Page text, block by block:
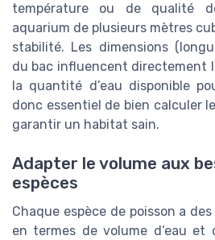
température ou de qualité
aquarium de plusieurs mètres
stabilité. Les dimensions
du bac influencent directement
la quantité d’eau disponible
donc essentiel de bien calculer
garantir un habitat sain.
Adapter le volume aux
espèces
Chaque espèce de poisson a
en termes de volume d’eau et